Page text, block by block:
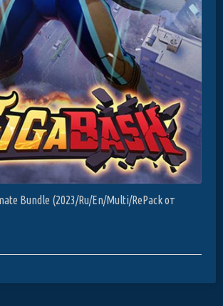
Bundle (2023/Ru/En/Multi/RePack от